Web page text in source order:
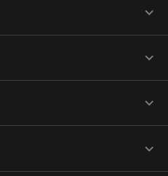


keyboard_arrow_down
